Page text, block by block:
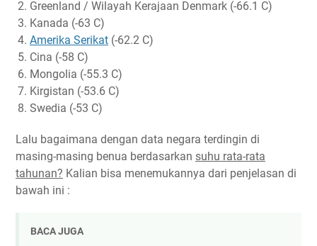
Greenland / Wilayah Kerajaan Denmark (-66.1 C)
Kanada (-63 C)
Amerika Serikat (-62.2 C)
Cina (-58 C)
Mongolia (-55.3 C)
Kirgistan (-53.6 C)
Swedia (-53 C)
Lalu bagaimana dengan data negara terdingin di
masing-masing benua berdasarkan suhu rata-rata
tahunan? Kalian bisa menemukannya dari penjelasan di
bawah ini :
BACA JUGA